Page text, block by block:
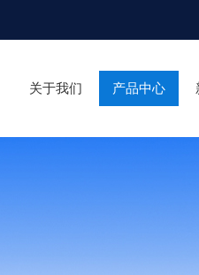
关于我们 产品中心